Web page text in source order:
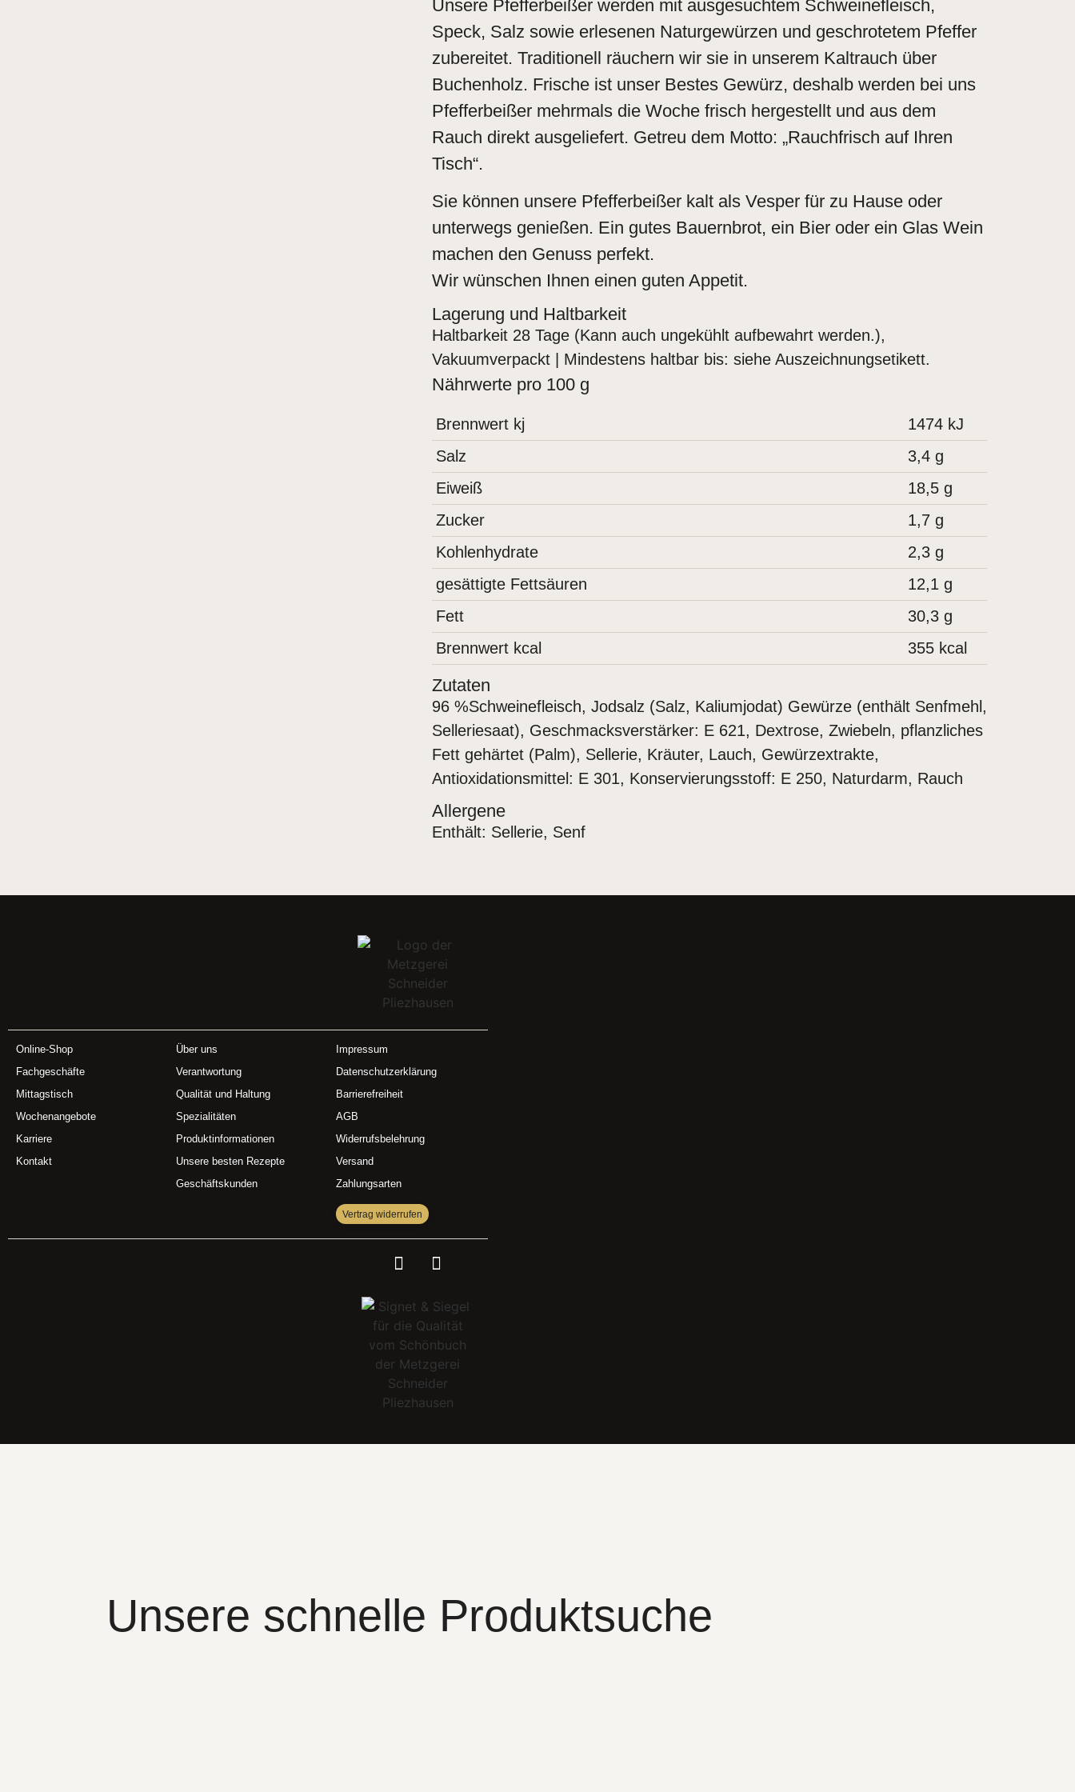
Unsere Pfefferbeißer werden mit ausgesuchtem Schweinefleisch,
Speck, Salz sowie erlesenen Naturgewürzen und geschrotetem Pfeffer
zubereitet. Traditionell räuchern wir sie in unserem Kaltrauch über
Buchenholz. Frische ist unser Bestes Gewürz, deshalb werden bei uns
Pfefferbeißer mehrmals die Woche frisch hergestellt und aus dem
Rauch direkt ausgeliefert. Getreu dem Motto: „Rauchfrisch auf Ihren
Tisch“.
Sie können unsere Pfefferbeißer kalt als Vesper für zu Hause oder
unterwegs genießen. Ein gutes Bauernbrot, ein Bier oder ein Glas Wein
machen den Genuss perfekt.
Wir wünschen Ihnen einen guten Appetit.
Lagerung und Haltbarkeit
Haltbarkeit 28 Tage (Kann auch ungekühlt aufbewahrt werden.),
Vakuumverpackt | Mindestens haltbar bis: siehe Auszeichnungsetikett.
Nährwerte pro 100 g
Brennwert kj 1474 kJ
Salz
3,4 g
Eiweiß
18,5 g
Zucker
1,7 g
Kohlenhydrate
2,3 g
gesättigte Fettsäuren
12,1 g
Fett
30,3 g
Brennwert kcal
355 kcal
Zutaten
96 %Schweinefleisch, Jodsalz (Salz, Kaliumjodat) Gewürze (enthält Senfmehl,
Selleriesaat), Geschmacksverstärker: E 621, Dextrose, Zwiebeln, pflanzliches
Fett gehärtet (Palm), Sellerie, Kräuter, Lauch, Gewürzextrakte,
Antioxidationsmittel: E 301, Konservierungsstoff: E 250, Naturdarm, Rauch
Allergene
Enthält: Sellerie, Senf
Online-Shop
Fachgeschäfte
Mittagstisch
Wochenangebote
Karriere
Kontakt
Über uns
Verantwortung
Qualität und Haltung
Spezialitäten
Produktinformationen
Unsere besten Rezepte
Geschäftskunden
Impressum
Datenschutzerklärung
Barrierefreiheit
AGB
Widerrufsbelehrung
Versand
Zahlungsarten
Vertrag widerrufen
Unsere schnelle Produktsuche